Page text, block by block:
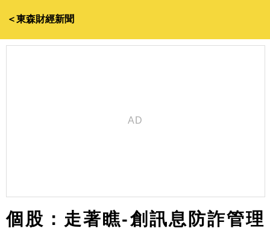
＜東森財經新聞
個股：走著瞧-創訊息防詐管理